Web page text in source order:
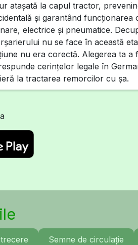
atașată la capul tractor,
și garantând funcționarea
electrice și pneumatice.
nu se face în această
nu era corectă. Alegerea ta a
cerințelor legale în
la tractarea remorcilor cu şa.
Semne de circulație